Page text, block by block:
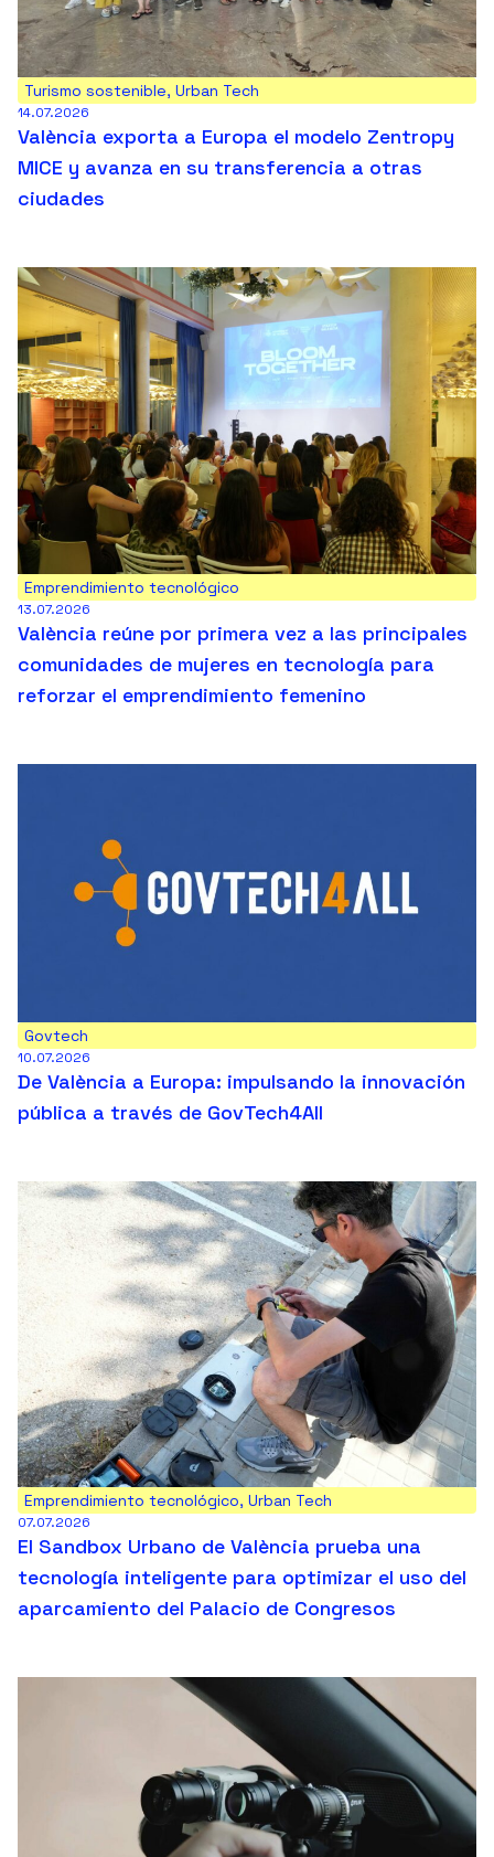
Turismo sostenible, Urban Tech
14.07.2026
València exporta a Europa el modelo Zentropy
MICE y avanza en su transferencia a otras
ciudades
Emprendimiento tecnológico
13.07.2026
València reúne por primera vez a las principales
comunidades de mujeres en tecnología para
reforzar el emprendimiento femenino
Govtech
10.07.2026
De València a Europa: impulsando la innovación
pública a través de GovTech4All
Emprendimiento tecnológico, Urban Tech
07.07.2026
El Sandbox Urbano de València prueba una
tecnología inteligente para optimizar el uso del
aparcamiento del Palacio de Congresos